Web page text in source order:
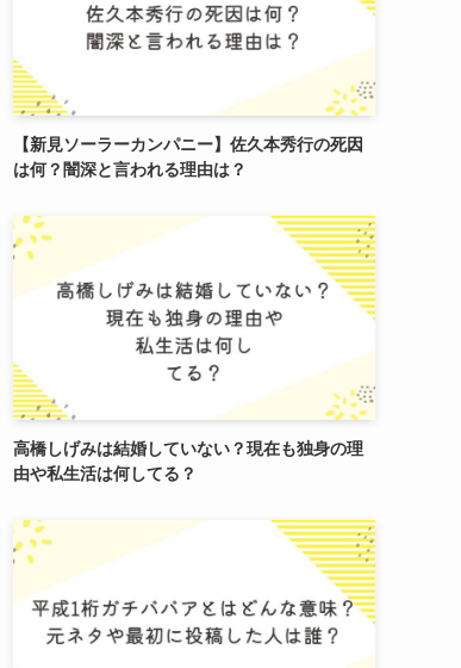
【新見ソーラーカンパニー】佐久本秀行の死因
は何？闇深と言われる理由は？
高橋しげみは結婚していない？現在も独身の理
由や私生活は何してる？